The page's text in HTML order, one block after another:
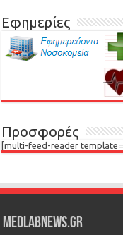
Εφημερίες
Προσφορές
[multi-feed-reader
Medlabnews.gr